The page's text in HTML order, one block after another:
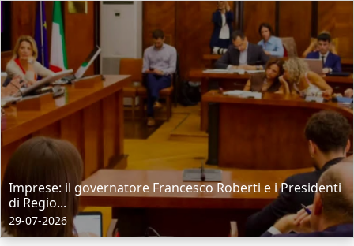
Imprese: il governatore Francesco Roberti e i Presidenti
di Regio...
29-07-2026